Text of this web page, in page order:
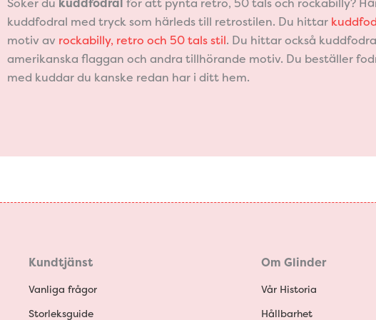
kuddfodral med tryck som härleds till retrostilen. Du hittar
motiv av rockabilly, retro och 50 tals stil. Du hittar också
amerikanska flaggan och andra tillhörande motiv. Du beställer
med kuddar du kanske redan har i ditt hem.
Kundtjänst
Vanliga frågor
Storleksguide
Om Glinder
Vår Historia
Hållbarhet